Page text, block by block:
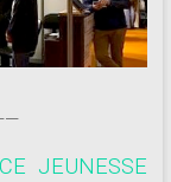
JEUNESSE